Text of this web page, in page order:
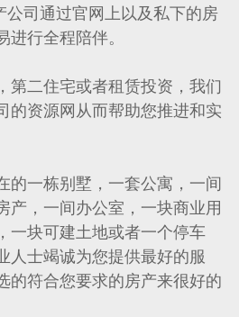
司通过官网上以及私下的房
行全程陪伴。
第二住宅或者租赁投资，我们
的资源网从而帮助您推进和实
的一栋别墅，一套公寓，一间
产，一间办公室，一块商业用
一块可建土地或者一个停车
人士竭诚为您提供最好的服
的符合您要求的房产来很好的